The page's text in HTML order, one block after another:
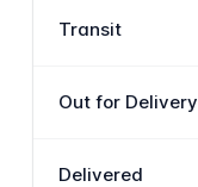
Transit
Out for Delivery
Delivered